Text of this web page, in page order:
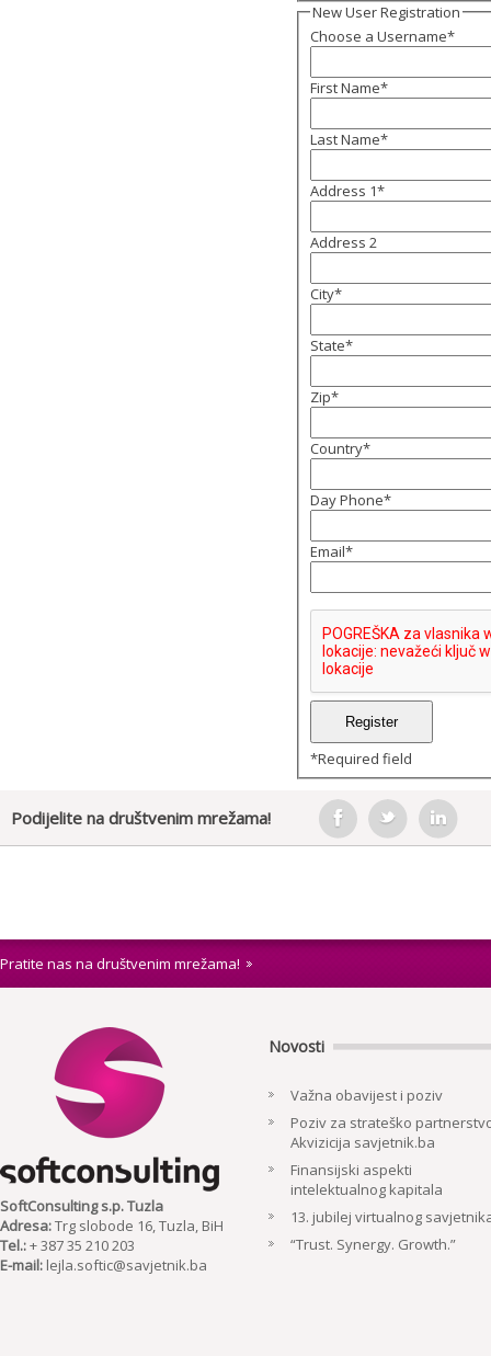
New User Registration
Choose a Username*
First Name*
Last Name*
Address 1*
Address 2
City*
State*
Zip*
Country*
Day Phone*
Email*
*Required field
Podijelite na društvenim mrežama!
Pratite nas na društvenim mrežama!
SoftConsulting s.p. Tuzla
Adresa:Trg slobode 16, Tuzla, BiH
Tel.:+ 387 35 210 203
E-mail: lejla.softic@savjetnik.ba
Novosti
Važna obavijest i poziv
Poziv za strateško
Akvizicija savjetnik.ba
Finansijski aspekti
intelektualnog kapitala
13. jubilej virtualnog
“Trust. Synergy. Growth.”